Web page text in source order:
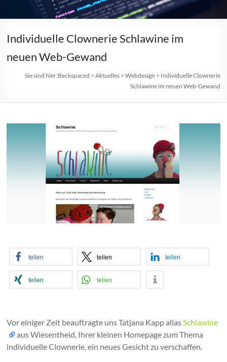
Individuelle Clownerie Schlawine im
neuen Web-Gewand
Sie sind hier:Beckspaced > Aktuelles> Webdesign > Individuelle Clownerie
Schlawine im neuen Web-Gewand
teilen teilen teilen
teilen teilen
Vor einiger Zeit beauftragte uns Tatjana Kapp alias Schlawine
aus Wiesentheid, Ihrer kleinen Homepage zum Thema
individuelle Clownerie, ein neues Gesicht zu verschaffen.